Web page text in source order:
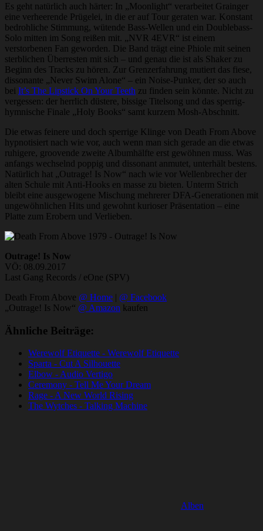
Es geht natürlich auch härter: In „Moonlight“ verarbeitet Grainger
eine verheerende Prügelei, in die er auf Tour geraten war. Konstant
bedrohliche Stimmung, wütende Bass-Wellen und ein Doublebass-
Solo mitten im Song reißen mit. „NVR 4EVR“ ist einem
verstorbenen Fan geworden. Die Band trägt eine Phiole mit seinen
sterblichen Überresten mit sich – und genau die ist als Shaker zu
Beginn des Tracks zu hören. Zur Grenzerfahrung mutiert das fiese,
dissonante „Never Swim Alone“ – ein Noise-Punker, der so auch
bei It’s The Lipstick On Your Teeth zu finden sein könnte. Nicht zu
vergessen: der herrlich düstere, bissige Titelsong und das sperrig-
hymnische Finale „Holy Books“ samt kurzem Mosh-Abschnitt.
Die etwas feinere und doch sperrige Klinge von Death From Above
hypnotisiert nach wie vor, auch wenn man sich gerade an die etwas
ruhigere, groovende zweite Albumhälfte erst gewöhnen muss. Was
anfangs wechselnd poppig und dissonant anmutet, unterhält bestens.
Natürlich hat „Outrage! Is Now“ nach wie vor Wellenbrecher der
alten Schule mit Anti-Hooks en masse zu bieten. Unterm Strich
bleibt eine ausgewogene Mischung mehrerer DFA-Generationen mit
ungewöhnlichen Hits und gewohnt kurioser Präsentation – eine
Platte zum Erobern und Verlieben.
Outrage! Is Now
VÖ: 08.09.2017
Last Gang Records / eOne (SPV)
Death From Above @ Home | @ Facebook
„Outrage! Is Now“ @ Amazon kaufen
Ähnliche Beiträge:
Werewolf Etiquette - Werewolf Etiquette
Sparta - Cut A Silhouette
Elbow - Audio Vertigo
Ceremony - Tell Me Your Dream
Rage - A New World Rising
The Wytches - Talking Machine
Alben